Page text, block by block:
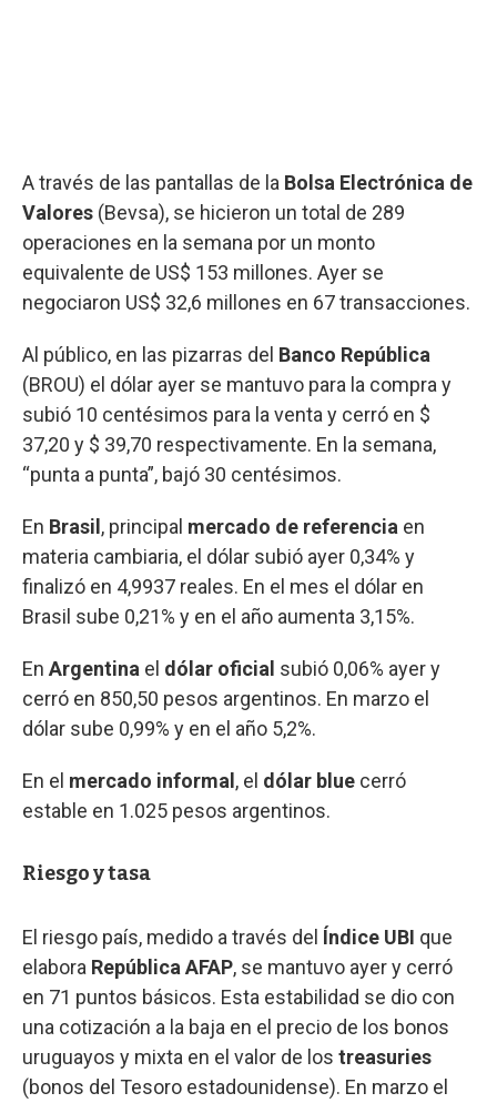
A través de las pantallas de la Bolsa Electrónica de
Valores (Bevsa), se hicieron un total de 289
operaciones en la semana por un monto
equivalente de US$ 153 millones. Ayer se
negociaron US$ 32,6 millones en 67 transacciones.
Al público, en las pizarras del Banco República
(BROU) el dólar ayer se mantuvo para la compra y
subió 10 centésimos para la venta y cerró en $
37,20 y $ 39,70 respectivamente. En la semana,
“punta a punta”, bajó 30 centésimos.
En Brasil , principal mercado de referencia en
materia cambiaria, el dólar subió ayer 0,34% y
finalizó en 4,9937 reales. En el mes el dólar en
Brasil sube 0,21% y en el año aumenta 3,15%.
En Argentina el dólar oficial subió 0,06% ayer y
cerró en 850,50 pesos argentinos. En marzo el
dólar sube 0,99% y en el año 5,2%.
En el mercado informal , el dólar blue cerró
estable en 1.025 pesos argentinos.
Riesgo y tasa
El riesgo país, medido a través del Índice UBI que
elabora República AFAP, se mantuvo ayer y cerró
en 71 puntos básicos. Esta estabilidad se dio con
una cotización a la baja en el precio de los bonos
uruguayos y mixta en el valor de los treasuries
(bonos del Tesoro estadounidense). En marzo el